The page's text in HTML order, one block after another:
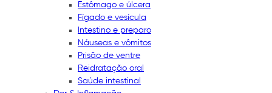
Estômago e úlcera
Fígado e vesícula
Intestino e preparo
Náuseas e vômitos
Prisão de ventre
Reidratação oral
Saúde intestinal